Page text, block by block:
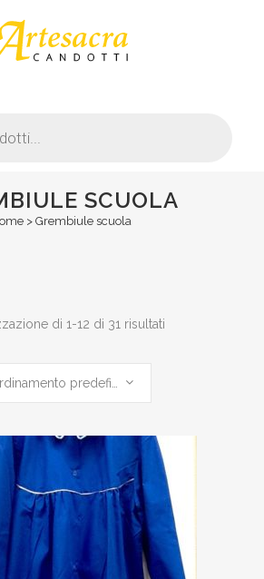
SCUOLA
> Grembiule scuola
di 1-12 di 31 risultati